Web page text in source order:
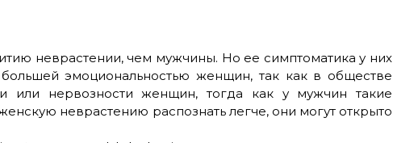
неврастении, чем мужчины. Но ее симптоматика у них
эмоциональностью женщин, так как в обществе
или нервозности женщин, тогда как у мужчин такие
неврастению распознать легче, они могут открыто